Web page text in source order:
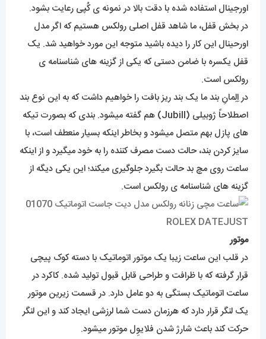
اورجینال استفاده شده با دقت بالا در نمونه ی کُپی رعایت بشود.
در بخش قفل، ما شاهد قفل اصلی رولکس هستیم که اگر مدل
اورحینال این کار را دیده باشید متوجه این مورد خواهید شد. یک
قفل یکسره با ضامن دستی که یکی از گزینه های شناسنامه ی
رولکس است.
در اِلِمانِ بند ما یک بند ریز بافت را خواهیم داشت که به این نوع بند
اصطلاحاً ژوبیلی (Jubill) هم گفته میشود. بندی که بصورت تیکه
های پازل بهم متصل میشود و بخاطر اینکه بسیار منعطف است، با
سایز کردن بند، حالت دست مصرف کننده را به خود میگیرد و از اینکه
ساعت روی مچ بد حالت بگیرد جلوگیری میکند؛ این یکی دیگه از
گزینه های شناسنامه ی رولکس است.
موتور
در قلب این ساعت زیبا یک موتور اتوماتیک با دسته کوک پیچی
قرار گرفته که با ظرافت و طراحی قابل قبول تولید شده. کاکرد در
ساعت اتوماتیک بستگی به دو عامل دارد. در قسمت زیرین موتور
یک لنگر قرار دارد که هرزمان دست شما لرزشی ایجاد کند و این لنگر
حرکت کند باعث شارژ شدن فلایوِل موتور میشود.